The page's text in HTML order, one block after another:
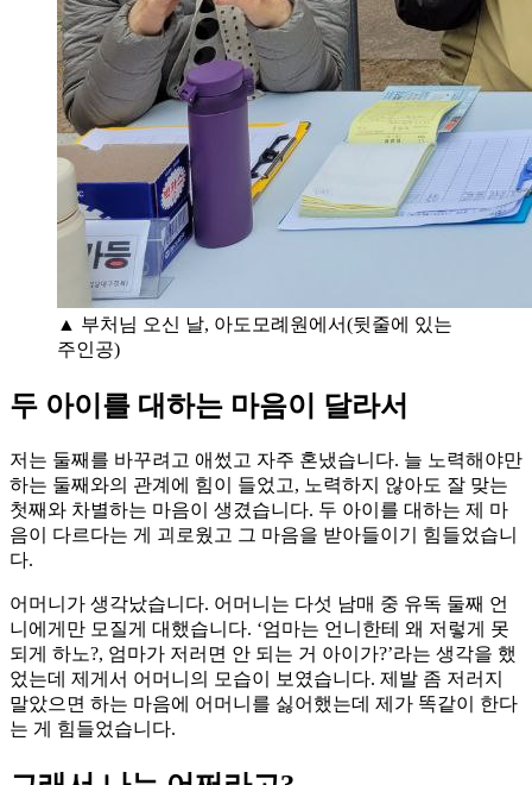
▲ 부처님 오신 날, 아도모례원에서(뒷줄에 있는
주인공)
두 아이를 대하는 마음이 달라서
저는 둘째를 바꾸려고 애썼고 자주 혼냈습니다. 늘 노력해야만
하는 둘째와의 관계에 힘이 들었고, 노력하지 않아도 잘 맞는
첫째와 차별하는 마음이 생겼습니다. 두 아이를 대하는 제 마
음이 다르다는 게 괴로웠고 그 마음을 받아들이기 힘들었습니
다.
어머니가 생각났습니다. 어머니는 다섯 남매 중 유독 둘째 언
니에게만 모질게 대했습니다. ‘엄마는 언니한테 왜 저렇게 못
되게 하노?, 엄마가 저러면 안 되는 거 아이가?’라는 생각을 했
었는데 제게서 어머니의 모습이 보였습니다. 제발 좀 저러지
말았으면 하는 마음에 어머니를 싫어했는데 제가 똑같이 한다
는 게 힘들었습니다.